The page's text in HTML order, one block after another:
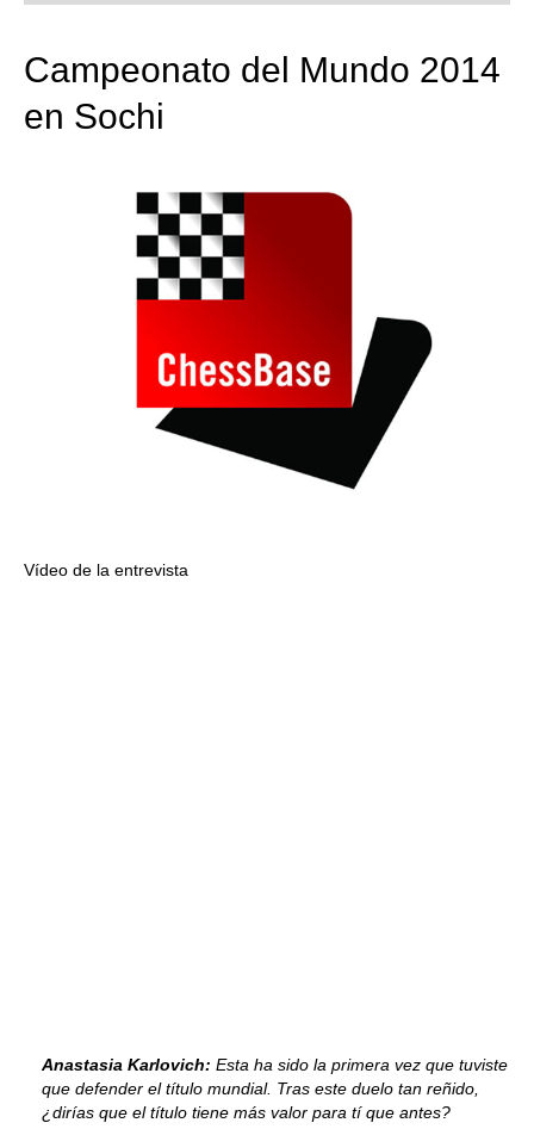
train more efficiently, intelligently and with a
Campeonato del Mundo 2014
en Sochi
Vídeo de la entrevista
Anastasia Karlovich: Esta ha sido la primera vez que tuviste
que defender el título mundial. Tras este duelo tan reñido,
¿dirías que el título tiene más valor para tí que antes?